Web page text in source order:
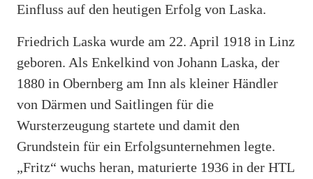
Einfluss auf den heutigen Erfolg von Laska.
Friedrich Laska wurde am 22. April 1918 in Linz
geboren. Als Enkelkind von Johann Laska, der
1880 in Obernberg am Inn als kleiner Händler
von Därmen und Saitlingen für die
Wursterzeugung startete und damit den
Grundstein für ein Erfolgsunternehmen legte.
„Fritz“ wuchs heran, maturierte 1936 in der HTL